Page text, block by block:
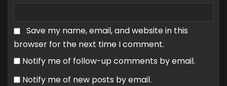
Save my name, email, and website in this
browser for the next time I comment.
Notify me of follow-up comments by email.
Notify me of new posts by email.